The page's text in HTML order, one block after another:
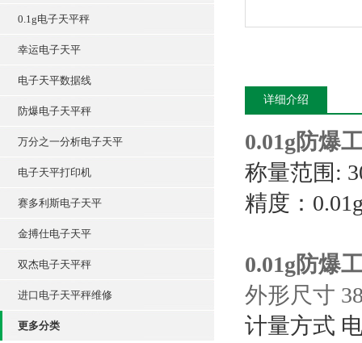
0.1g电子天平秤
幸运电子天平
电子天平数据线
防爆电子天平秤
万分之一分析电子天平
电子天平打印机
赛多利斯电子天平
金搏仕电子天平
双杰电子天平秤
进口电子天平秤维修
更多分类
详细介绍
0.01g防爆
称量范围:
精度：
0.01g防爆
外形尺寸
计量方式